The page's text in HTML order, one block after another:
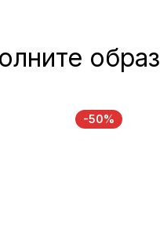
образ
-50%